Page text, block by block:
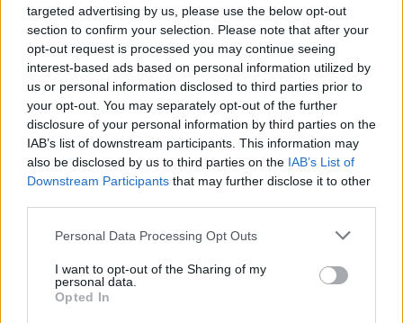
targeted advertising by us, please use the below opt-out
section to confirm your selection. Please note that after your
opt-out request is processed you may continue seeing
interest-based ads based on personal information utilized by
us or personal information disclosed to third parties prior to
your opt-out. You may separately opt-out of the further
disclosure of your personal information by third parties on the
IAB’s list of downstream participants. This information may
also be disclosed by us to third parties on the IAB’s List of
Downstream Participants that may further disclose it to other
Please note that this website/app uses one or more Google
not limited to your visit or usage behaviour. You may click to
grant or deny consent to Google and its third-party tags to
use your data for below specified purposes in below Google
Personal Data Processing Opt Outs
I want to opt-out of the Sharing of my
personal data.
Opted In
Continua a leggere